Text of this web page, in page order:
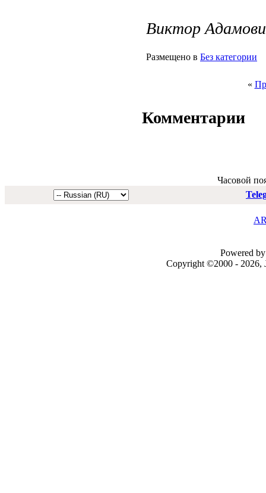
Виктор
Размещено в Без категории
«
Комментарии
Часовой
Powered
Copyright ©2000 - 2026,